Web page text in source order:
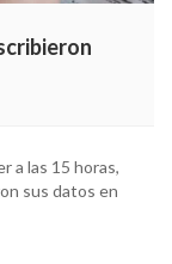
a las 15 horas,
sus datos en